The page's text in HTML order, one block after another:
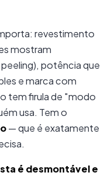
revestimento
mostram
potência que
e marca com
tem firula de "modo
usa. Tem o
— que é exatamente
é desmontável e